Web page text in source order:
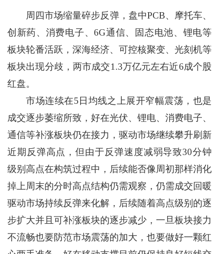
周四市场缩量碎步反弹，盘中PCB、摩托车、
创新药、消费电子、6G通信、固态电池、锂电等
板块轮番活跃，深海经济、可控核聚变、光刻机等
板块出现分歧，两市成交1.3万亿元左右近6成个股
红盘。
市场连续在5日均线之上展开窄幅震荡，也是
成交逐步萎缩所致，好在光伏、锂电、消费电子、
通信等补涨板块仍在接力，驱动市场继续攀升刷新
近期反弹高点，但由于反弹速度减弱导致30分钟
级别高点在构筑过程中，后续能否像周初那样消化
掉上周末的分时高点结构仍需观察，仍需成交回暖
驱动市场持续反弹来化解，后续随着高点级别的逐
步扩大并且可补涨板块的逐步减少，一旦板块接力
不流畅也要防范市场震荡的加大，也要做好一颗红